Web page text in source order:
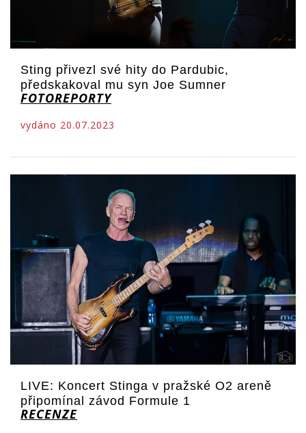
Sting přivezl své hity do Pardubic,
předskakoval mu syn Joe Sumner
FOTOREPORTY
vydáno 20.07.2023
LIVE: Koncert Stinga v pražské O2 areně
připomínal závod Formule 1
RECENZE